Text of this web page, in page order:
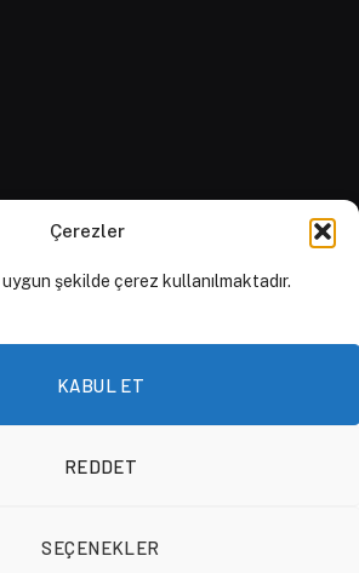
Çerezler
şekilde çerez kullanılmaktadır.
KABUL ET
REDDET
SEÇENEKLER
Çerez Politikası